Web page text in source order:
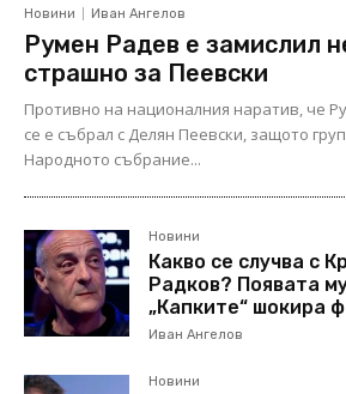
Новини Иван Ангелов
Румен Радев е замислил
страшно за Пеевски
Противно на националния наратив, че
се е събрал с Делян Пеевски, защото
Народното събрание...
Новини
Какво се случва с
Радков? Появата
„Капките“ шокира
Иван Ангелов
Новини